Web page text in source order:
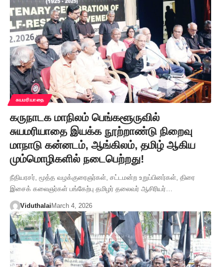
சுயமரியாதை
கருநாடக மாநிலம் பெங்களூருவில்
சுயமரியாதை இயக்க நூற்றாண்டு நிறைவு
மாநாடு கன்னடம், ஆங்கிலம், தமிழ் ஆகிய
மும்மொழிகளில் நடைபெற்றது!
நீதியரசர், மூத்த வழக்குரைஞர்கள், சட்டமன்ற உறுப்பினர்கள், திரை
இசைக் கலைஞர்கள் பங்கேற்பு தமிழர் தலைவர் ஆசிரியர்…
Viduthalai March 4, 2026